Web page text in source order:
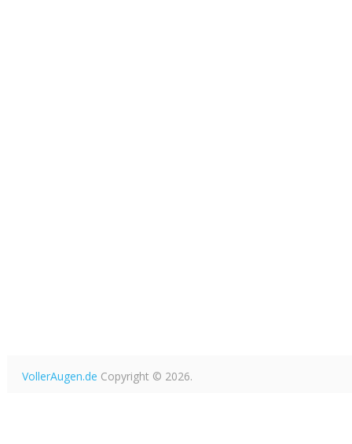
VollerAugen.de Copyright © 2026.